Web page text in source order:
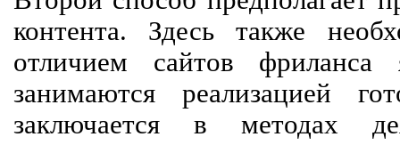
контента. Здесь также
отличием сайтов
занимаются реализацией
заключается в методах